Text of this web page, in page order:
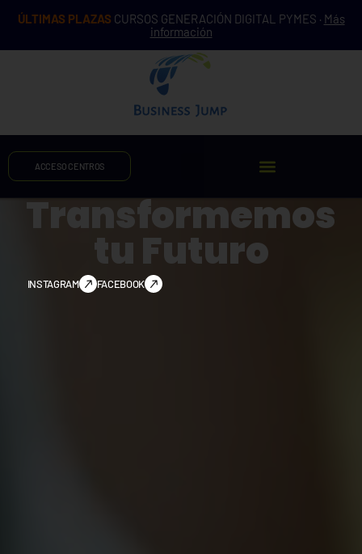
ÚLTIMAS PLAZAS CURSOS GENERACIÓN DIGITAL PYMES · Más
información
ACCESO CENTROS
Transformemos
tu Futuro
INSTAGRAM FACEBOOK